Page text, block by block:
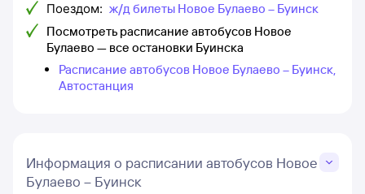
Поездом: ж/д билеты Новое Булаево – Буинск
Посмотреть расписание автобусов Новое
Булаево — все остановки Буинска
Расписание автобусов Новое Булаево – Буинск,
Автостанция
Информация о расписании автобусов Новое
Булаево – Буинск